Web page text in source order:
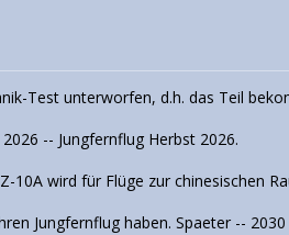
Test unterworfen, d.h. das Teil
-- Jungfernflug Herbst 2026.
10A wird für Flüge zur chinesischen
Jungfernflug haben. Spaeter --